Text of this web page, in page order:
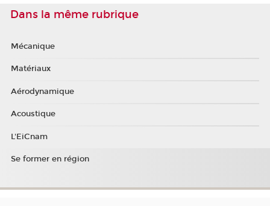
Dans la même rubrique
Mécanique
Matériaux
Aérodynamique
Acoustique
L'EiCnam
Se former en région